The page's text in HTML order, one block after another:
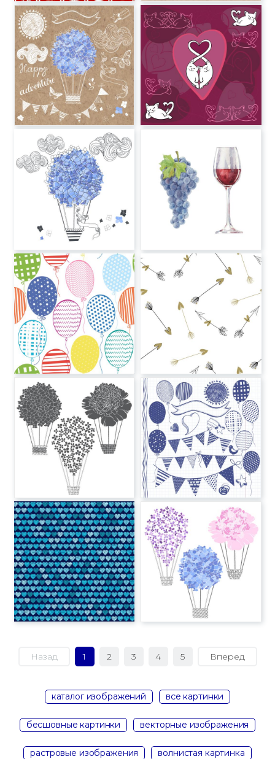
Назад 1 2 3 4 5 Вперед
каталог изображений все картинки
бесшовные картинки векторные изображения
растровые изображения волнистая картинка